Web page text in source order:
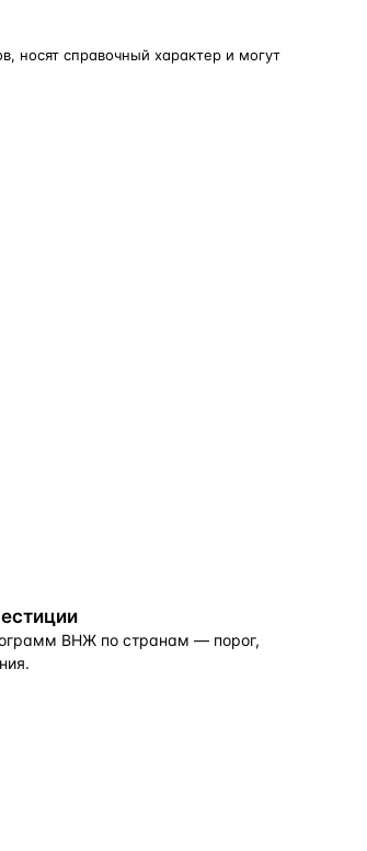
носят справочный характер и могут
ВНЖ по странам — порог,